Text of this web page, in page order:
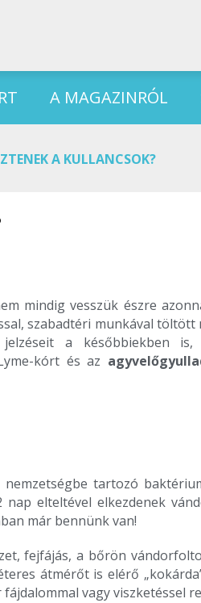
A MAGAZINRÓL
A KULLANCSOK?
mindig vesszük észre
szabadtéri munkával töltött
jelzéseit a későbbiekben
kórt és az
tartozó
elteltével elkezdenek
már bennünk van!
fejfájás, a bőrön
átmérőt is elérő
vagy viszketéssel